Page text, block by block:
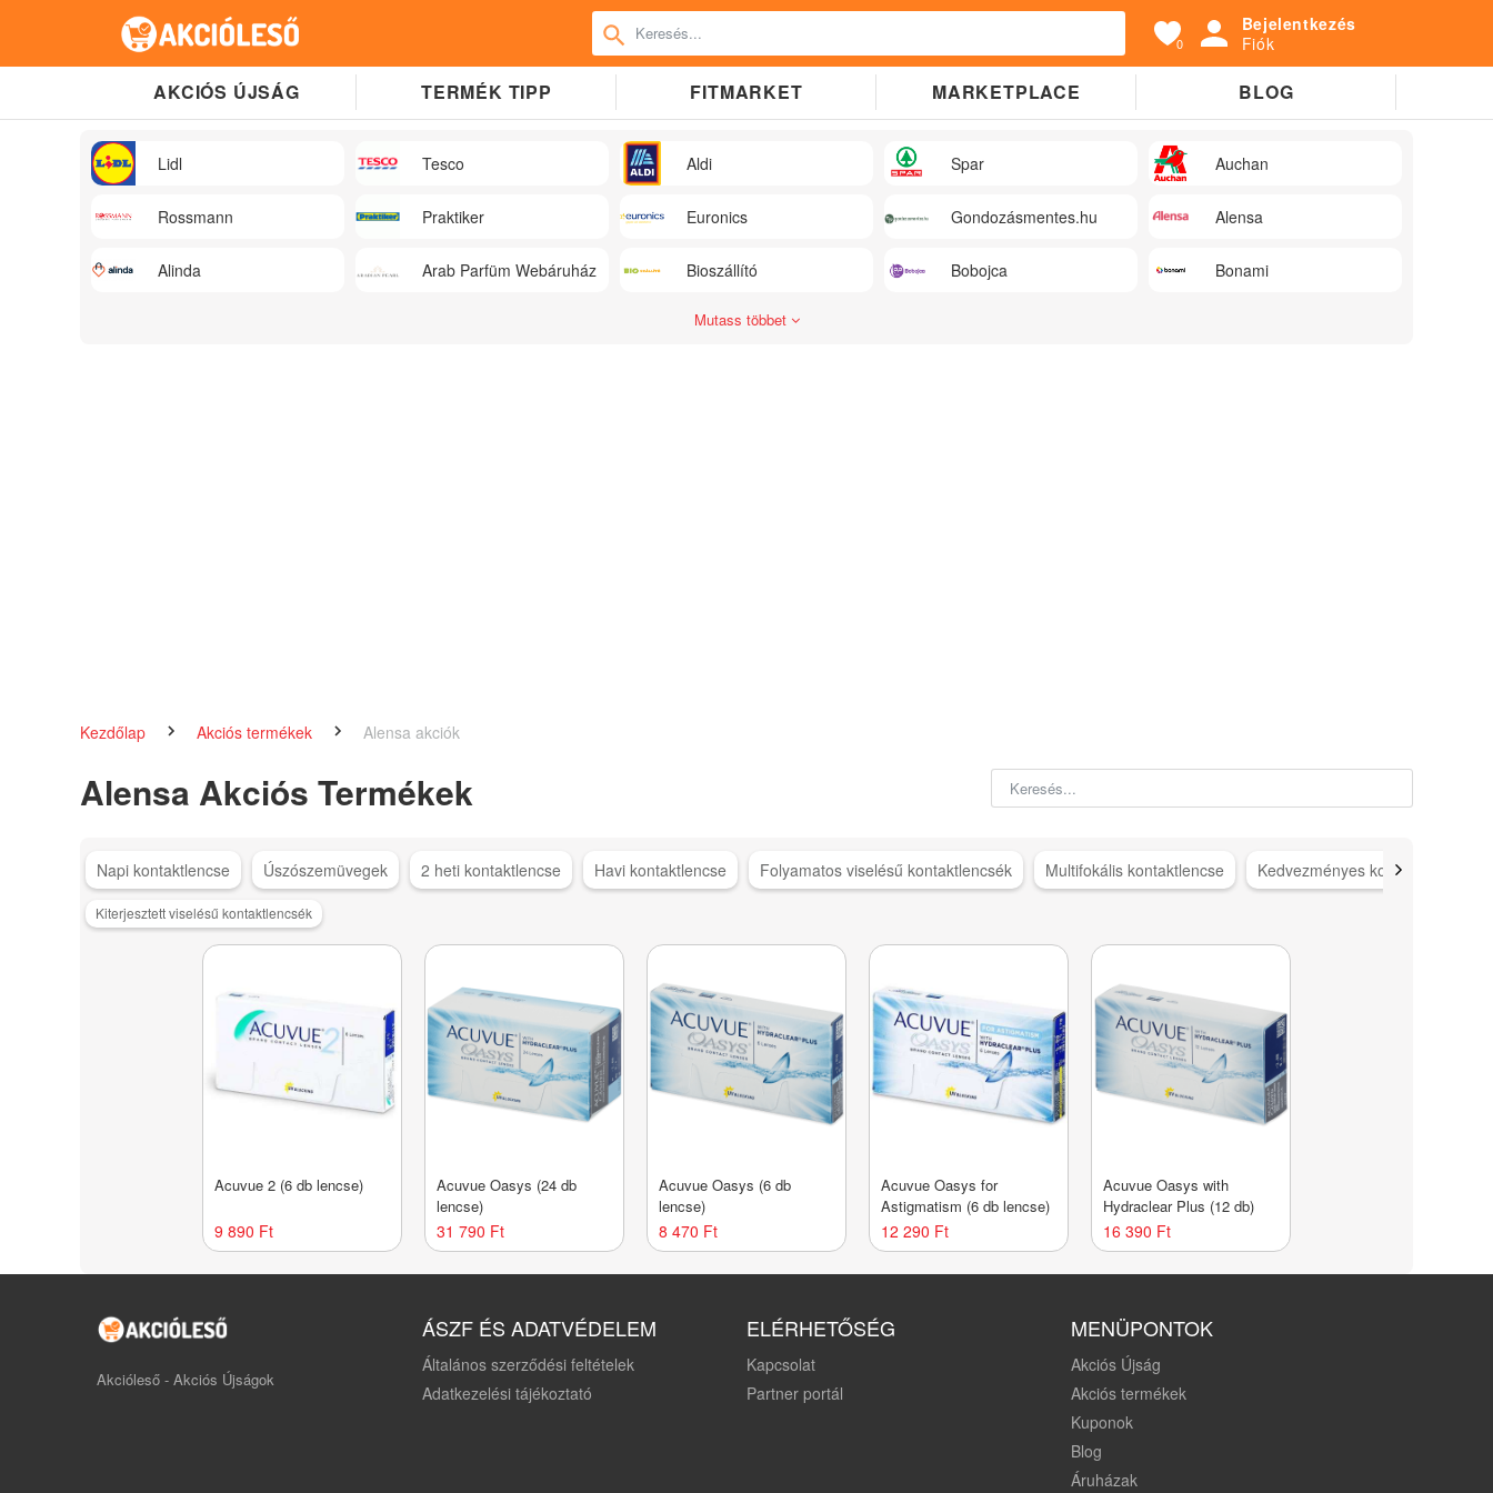
0
Bejelentkezés
Fiók
AKCIÓS ÚJSÁG TERMÉK TIPP FITMARKET MARKETPLACE BLOG
Lidl Tesco Aldi Spar Auchan
Rossmann Praktiker Euronics Gondozásmentes.hu Alensa
Alinda Arab Parfüm Webáruház Bioszállító Bobojca Bonami
Mutass többet
Kezdőlap Akciós termékek Alensa akciók
Alensa Akciós Termékek
Napi kontaktlencse Úszószemüvegek 2 heti kontaktlencse Havi kontaktlencse Folyamatos viselésű kontaktlencsék Multifokális kontaktlencse Kedvezményes kontaktlencse
Kiterjesztett viselésű kontaktlencsék
Acuvue 2 (6 db lencse)
9 890 Ft
Acuvue Oasys (24 db
lencse)
31 790 Ft
Acuvue Oasys (6 db
lencse)
8 470 Ft
Acuvue Oasys for
Astigmatism (6 db lencse)
12 290 Ft
Acuvue Oasys with
Hydraclear Plus (12 db)
16 390 Ft
Akcióleső - Akciós Újságok
ÁSZF ÉS ADATVÉDELEM
Általános szerződési feltételek
Adatkezelési tájékoztató
ELÉRHETŐSÉG
Kapcsolat
Partner portál
MENÜPONTOK
Akciós Újság
Akciós termékek
Kuponok
Blog
Áruházak